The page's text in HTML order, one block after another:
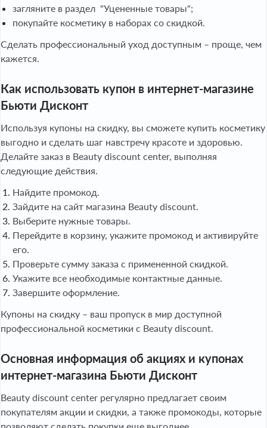
загляните в раздел "Уцененные товары";
покупайте косметику в наборах со скидкой.
Сделать профессиональный уход доступным – проще, чем
кажется.
Как использовать купон в интернет-магазине
Бьюти Дисконт
Используя купоны на скидку, вы сможете купить косметику
выгодно и сделать шаг навстречу красоте и здоровью.
Делайте заказ в Beauty discount center, выполняя
следующие действия.
Найдите промокод.
Зайдите на сайт магазина Beauty discount.
Выберите нужные товары.
Перейдите в корзину, укажите промокод и активируйте
его.
Проверьте сумму заказа с примененной скидкой.
Укажите все необходимые контактные данные.
Завершите оформление.
Купоны на скидку – ваш пропуск в мир доступной
профессиональной косметики с Beauty discount.
Основная информация об акциях и купонах
интернет-магазина Бьюти Дисконт
Beauty discount center регулярно предлагает своим
покупателям акции и скидки, а также промокоды, которые